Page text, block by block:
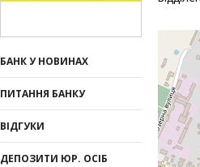
БАНК У НОВИНАХ
ПИТАННЯ БАНКУ
ВІДГУКИ
ДЕПОЗИТИ ЮР. ОСІБ